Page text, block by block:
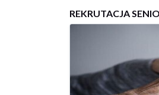
REKRUTACJA